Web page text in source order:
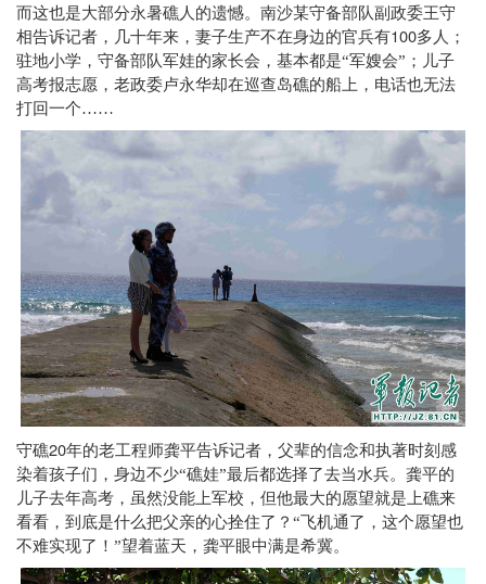
而这也是大部分永暑礁人的遗憾。南沙某守备部队副政委王守
相告诉记者，几十年来，妻子生产不在身边的官兵有100多人；
驻地小学，守备部队军娃的家长会，基本都是“军嫂会”；儿子
高考报志愿，老政委卢永华却在巡查岛礁的船上，电话也无法
打回一个……
守礁20年的老工程师龚平告诉记者，父辈的信念和执著时刻感
染着孩子们，身边不少“礁娃”最后都选择了去当水兵。龚平的
儿子去年高考，虽然没能上军校，但他最大的愿望就是上礁来
看看，到底是什么把父亲的心拴住了？“飞机通了，这个愿望也
不难实现了！”望着蓝天，龚平眼中满是希冀。